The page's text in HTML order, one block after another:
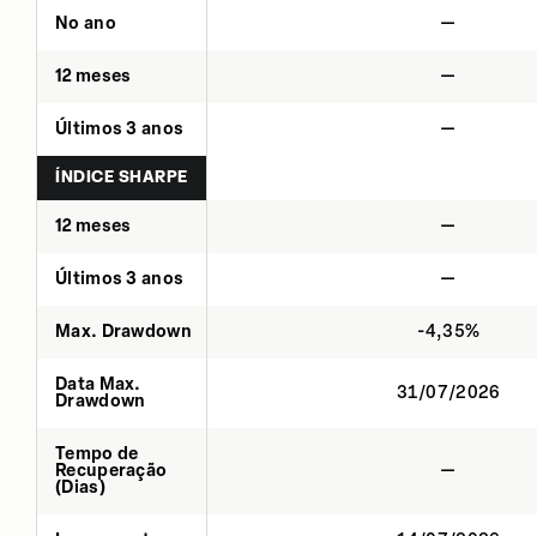
No ano —
12 meses —
Últimos 3 anos —
ÍNDICE SHARPE
12 meses —
Últimos 3 anos —
Max. Drawdown -4,35%
Data Max.
Drawdown
31/07/2026
Tempo de
Recuperação
(Dias)
—